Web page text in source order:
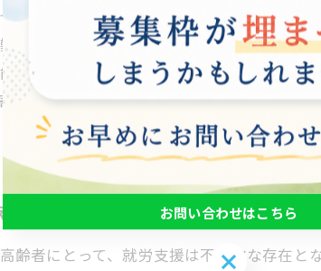
ません。就労支援は、こうした環境作り
の際に直面する様々な課題に対処します
です。安心して働くことができれば、自
与し、在宅でも安心して働ける社会の実
支援の重要性
齢者にとって、就労支援は不可欠な存在
お問い合わせはこちら
お問い合わせはこちら